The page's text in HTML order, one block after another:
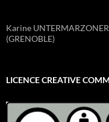
Karine
(GRENOBLE)
LICENCE CREATIVE